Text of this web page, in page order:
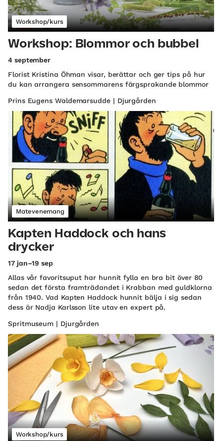
Workshop/kurs
Workshop: Blommor och bubbel
4 september
Florist Kristina Öhman visar, berättar och ger tips på hur
du kan arrangera sensommarens färgsprakande blommor
Prins Eugens Waldemarsudde | Djurgården
Matevenemang
Kapten Haddock och hans
drycker
17 jan–19 sep
Allas vår favoritsuput har hunnit fylla en bra bit över 80
sedan det första framträdandet i Krabban med guldklorna
från 1940. Vad Kapten Haddock hunnit bälja i sig sedan
dess är Nadja Karlsson lite utav en expert på.
Spritmuseum | Djurgården
Workshop/kurs